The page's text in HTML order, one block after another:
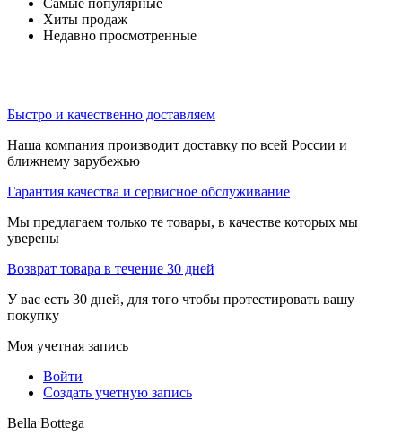
Хиты продаж
Недавно просмотренные
Быстро и качественно доставляем
Наша компания производит доставку по всей России и
ближнему зарубежью
Гарантия качества и сервисное обслуживание
Мы предлагаем только те товары, в качестве которых мы
уверены
Возврат товара в течение 30 дней
У вас есть 30 дней, для того чтобы протестировать вашу
покупку
Моя учетная запись
Войти
Создать учетную запись
Bella Bottega